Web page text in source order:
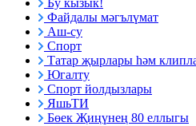
Бу кызык!
Файдалы мәгълүмат
Аш-су
Спорт
Татар җырлары һәм
Югалту
Спорт йолдызлары
ЯшьТИ
Бөек Җиңүнең 80 еллыгы